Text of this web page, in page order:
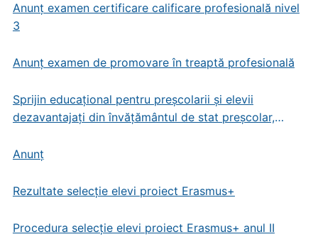
Anunț examen certificare calificare profesională nivel
3
Anunț examen de promovare în treaptă profesională
Sprijin educațional pentru preșcolarii și elevii
dezavantajați din învățământul de stat preșcolar,
Anunț
Rezultate selecție elevi proiect Erasmus+
Procedura selecție elevi proiect Erasmus+ anul II